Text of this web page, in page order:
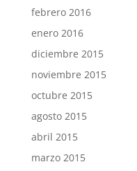
febrero 2016
enero 2016
diciembre 2015
noviembre 2015
octubre 2015
agosto 2015
abril 2015
marzo 2015